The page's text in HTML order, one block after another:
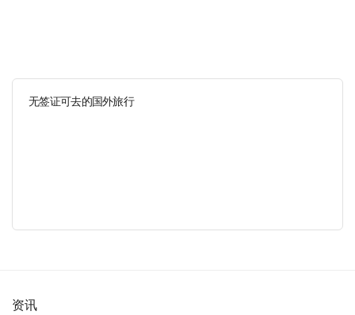
无签证可去的国外旅行
资讯